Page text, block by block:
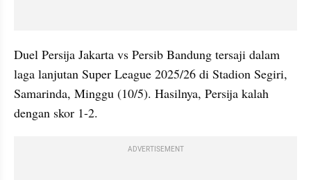
Duel Persija Jakarta vs Persib Bandung tersaji dalam
laga lanjutan Super League 2025/26 di Stadion Segiri,
Samarinda, Minggu (10/5). Hasilnya, Persija kalah
dengan skor 1-2.
ADVERTISEMENT